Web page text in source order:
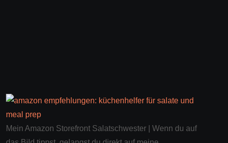
Mein Amazon Storefront Salatschwester | Wenn du auf